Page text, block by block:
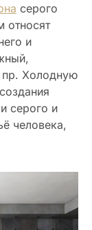
серого
относят
и
пр. Холодную
серого и
человека,